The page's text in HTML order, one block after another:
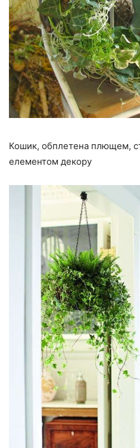
Кошик, обплетена плющем,
елементом декору